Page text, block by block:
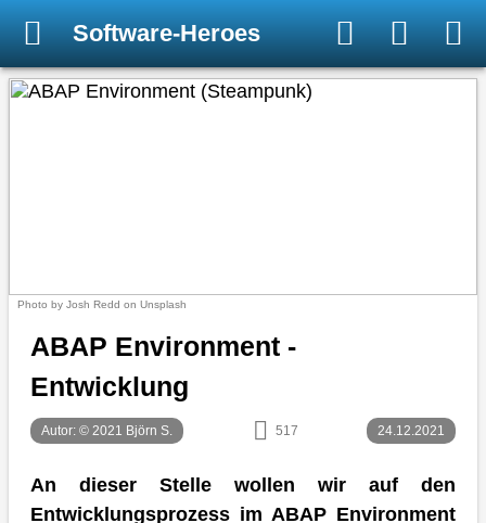
Software-Heroes
Photo by Josh Redd on Unsplash
ABAP Environment -
Entwicklung
Autor: © 2021 Björn S. 517 24.12.2021
An dieser Stelle wollen wir auf den
Entwicklungsprozess im ABAP Environment